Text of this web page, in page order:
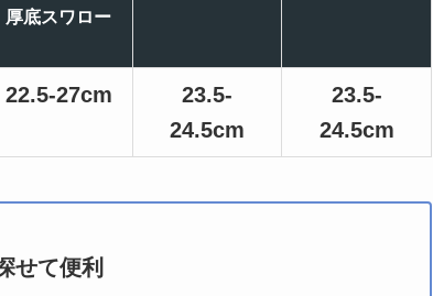
厚底スワロー
22.5-27cm
23.5-
24.5cm
23.5-
24.5cm
せて便利